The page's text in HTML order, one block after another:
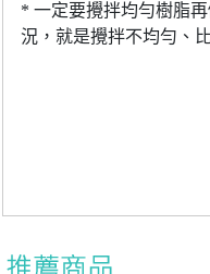
* 一定要攪拌均勻樹脂
況，就是攪拌不均勻、